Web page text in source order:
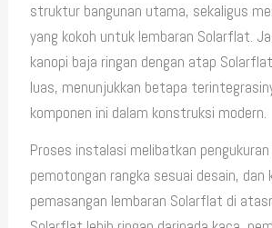
struktur bangunan utama, sekaligus
yang kokoh untuk lembaran Solarflat.
kanopi baja ringan dengan atap
luas, menunjukkan betapa
komponen ini dalam konstruksi modern.
Proses instalasi melibatkan pengukuran
pemotongan rangka sesuai desain, dan
pemasangan lembaran Solarflat di